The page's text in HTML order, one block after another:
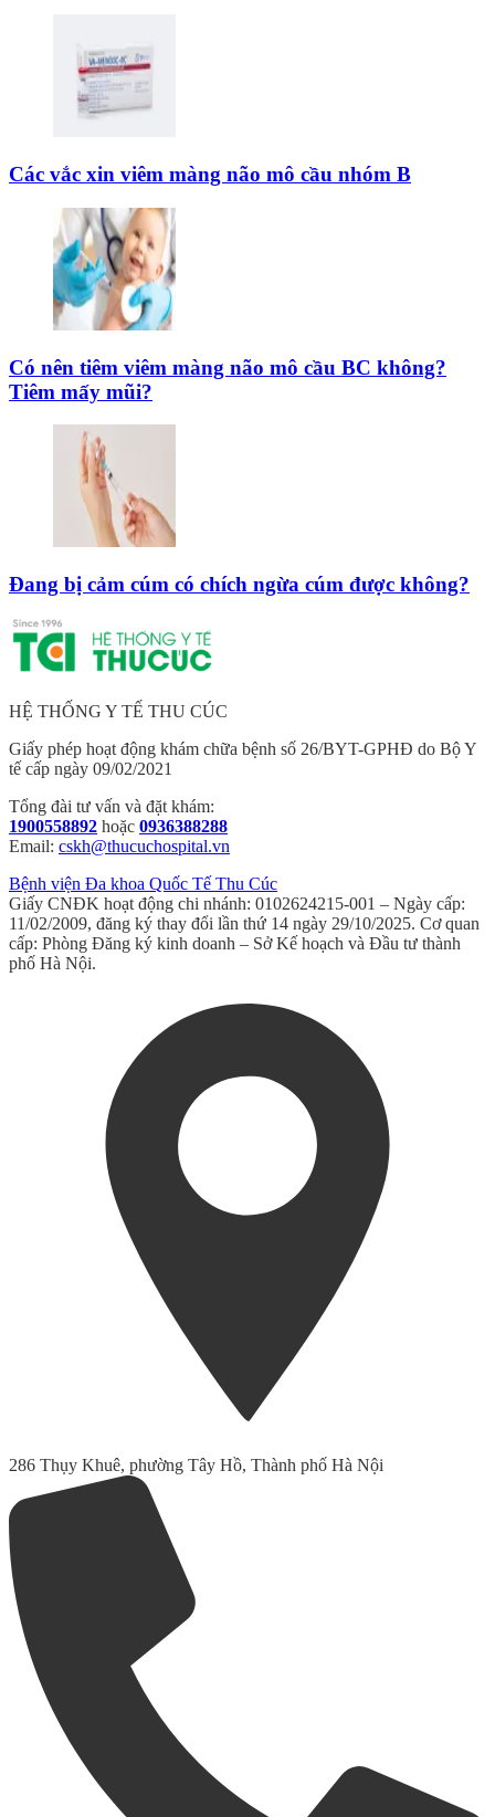
Các vắc xin viêm màng não mô cầu nhóm B
Có nên tiêm viêm màng não mô cầu BC không?
Tiêm mấy mũi?
Đang bị cảm cúm có chích ngừa cúm được không?
HỆ THỐNG Y TẾ THU CÚC
Giấy phép hoạt động khám chữa bệnh số 26/BYT-GPHĐ do Bộ Y
tế cấp ngày 09/02/2021
Tổng đài tư vấn và đặt khám:
1900558892 hoặc 0936388288
Email: cskh@thucuchospital.vn
Bệnh viện Đa khoa Quốc Tế Thu Cúc
Giấy CNĐK hoạt động chi nhánh: 0102624215-001 – Ngày cấp:
11/02/2009, đăng ký thay đổi lần thứ 14 ngày 29/10/2025. Cơ quan
cấp: Phòng Đăng ký kinh doanh – Sở Kế hoạch và Đầu tư thành
phố Hà Nội.
286 Thụy Khuê, phường Tây Hồ, Thành phố Hà Nội